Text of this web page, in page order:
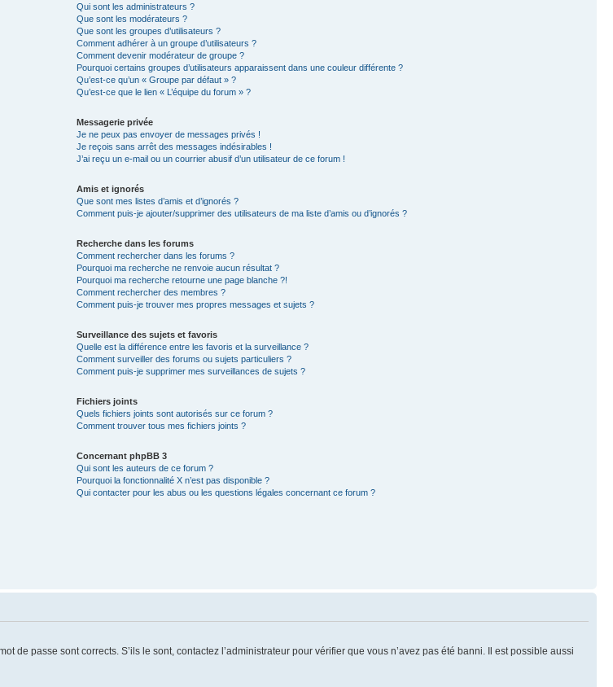
Qui sont les administrateurs ?
Que sont les modérateurs ?
Que sont les groupes d’utilisateurs ?
Comment adhérer à un groupe d’utilisateurs ?
Comment devenir modérateur de groupe ?
Pourquoi certains groupes d’utilisateurs apparaissent dans une couleur différente ?
Qu’est-ce qu’un « Groupe par défaut » ?
Qu’est-ce que le lien « L’équipe du forum » ?
Messagerie privée
Je ne peux pas envoyer de messages privés !
Je reçois sans arrêt des messages indésirables !
J’ai reçu un e-mail ou un courrier abusif d’un utilisateur de ce forum !
Amis et ignorés
Que sont mes listes d’amis et d’ignorés ?
Comment puis-je ajouter/supprimer des utilisateurs de ma liste d’amis ou d’ignorés ?
Recherche dans les forums
Comment rechercher dans les forums ?
Pourquoi ma recherche ne renvoie aucun résultat ?
Pourquoi ma recherche retourne une page blanche ?!
Comment rechercher des membres ?
Comment puis-je trouver mes propres messages et sujets ?
Surveillance des sujets et favoris
Quelle est la différence entre les favoris et la surveillance ?
Comment surveiller des forums ou sujets particuliers ?
Comment puis-je supprimer mes surveillances de sujets ?
Fichiers joints
Quels fichiers joints sont autorisés sur ce forum ?
Comment trouver tous mes fichiers joints ?
Concernant phpBB 3
Qui sont les auteurs de ce forum ?
Pourquoi la fonctionnalité X n’est pas disponible ?
Qui contacter pour les abus ou les questions légales concernant ce forum ?
de passe sont corrects. S’ils le sont, contactez l’administrateur pour vérifier que vous n’avez pas été banni. Il est possible aussi